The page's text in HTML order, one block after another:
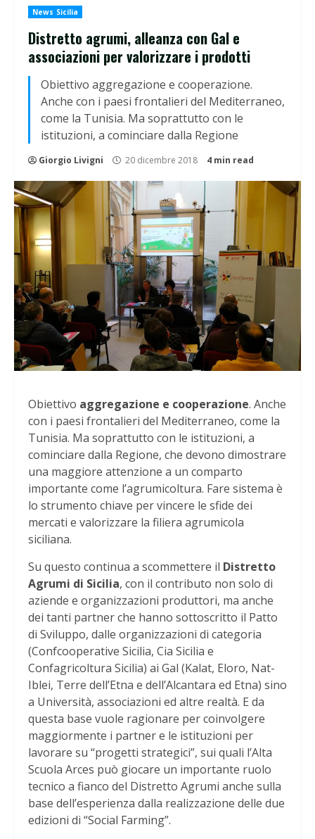
News Sicilia
Distretto agrumi, alleanza con Gal e
associazioni per valorizzare i prodotti
Obiettivo aggregazione e cooperazione.
Anche con i paesi frontalieri del Mediterraneo,
come la Tunisia. Ma soprattutto con le
istituzioni, a cominciare dalla Regione
Giorgio Livigni 20 dicembre 2018 4 min read
Obiettivo aggregazione e cooperazione. Anche
con i paesi frontalieri del Mediterraneo, come la
Tunisia. Ma soprattutto con le istituzioni, a
cominciare dalla Regione, che devono dimostrare
una maggiore attenzione a un comparto
importante come l’agrumicoltura. Fare sistema è
lo strumento chiave per vincere le sfide dei
mercati e valorizzare la filiera agrumicola
siciliana.
Su questo continua a scommettere il Distretto
Agrumi di Sicilia, con il contributo non solo di
aziende e organizzazioni produttori, ma anche
dei tanti partner che hanno sottoscritto il Patto
di Sviluppo, dalle organizzazioni di categoria
(Confcooperative Sicilia, Cia Sicilia e
Confagricoltura Sicilia) ai Gal (Kalat, Eloro, Nat-
Iblei, Terre dell’Etna e dell’Alcantara ed Etna) sino
a Università, associazioni ed altre realtà. E da
questa base vuole ragionare per coinvolgere
maggiormente i partner e le istituzioni per
lavorare su “progetti strategici”, sui quali l’Alta
Scuola Arces può giocare un importante ruolo
tecnico a fianco del Distretto Agrumi anche sulla
base dell’esperienza dalla realizzazione delle due
edizioni di “Social Farming”.